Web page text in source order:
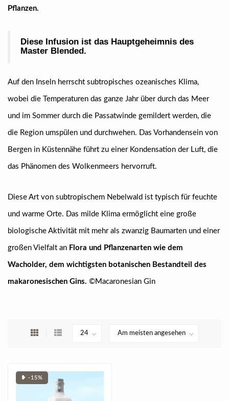
Pflanzen.
Diese Infusion ist das Hauptgeheimnis des
Master Blended.
Auf den Inseln herrscht subtropisches ozeanisches Klima,
wobei die Temperaturen das ganze Jahr über durch das Meer
und im Sommer durch die Passatwinde gemildert werden, die
die Region umspülen und durchwehen. Das Vorhandensein von
Bergen in Küstennähe führt zu einer Kondensation der Luft, die
das Phänomen des Wolkenmeers hervorruft.
Diese Art von subtropischem Nebelwald ist typisch für feuchte
und warme Orte. Das milde Klima ermöglicht eine große
biologische Aktivität mit mehr als zwanzig Baumarten und einer
großen Vielfalt an Flora und Pflanzenarten wie dem
Wacholder, dem wichtigsten botanischen Bestandteil des
makaronesischen Gins. ©Macaronesian Gin
❥ -15%